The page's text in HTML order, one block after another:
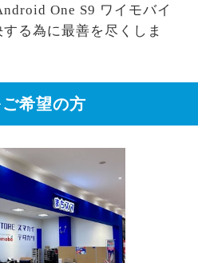
One S9 ワイモバイ
る為に最善を尽くしま
希望の方